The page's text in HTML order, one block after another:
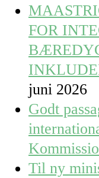
FOR
juni 2026
Godt
Til ny